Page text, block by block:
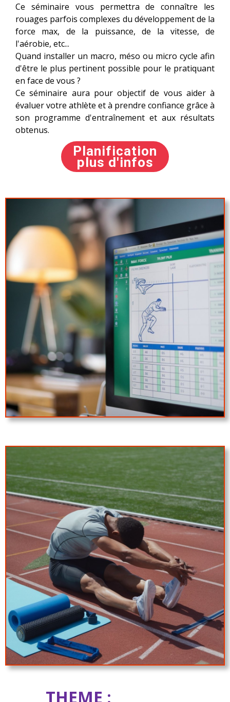
Ce séminaire vous permettra de connaître les
rouages ​​parfois complexes du développement de la
force max, de la puissance, de la vitesse, de
l'aérobie, etc...
Quand installer un macro, méso ou micro cycle afin
d'être le plus pertinent possible pour le pratiquant
en face de vous ?
Ce séminaire aura pour objectif de vous aider à
évaluer votre athlète et à prendre confiance grâce à
son programme d'entraînement et aux résultats
obtenus.
Planification
plus d'infos
THEME :